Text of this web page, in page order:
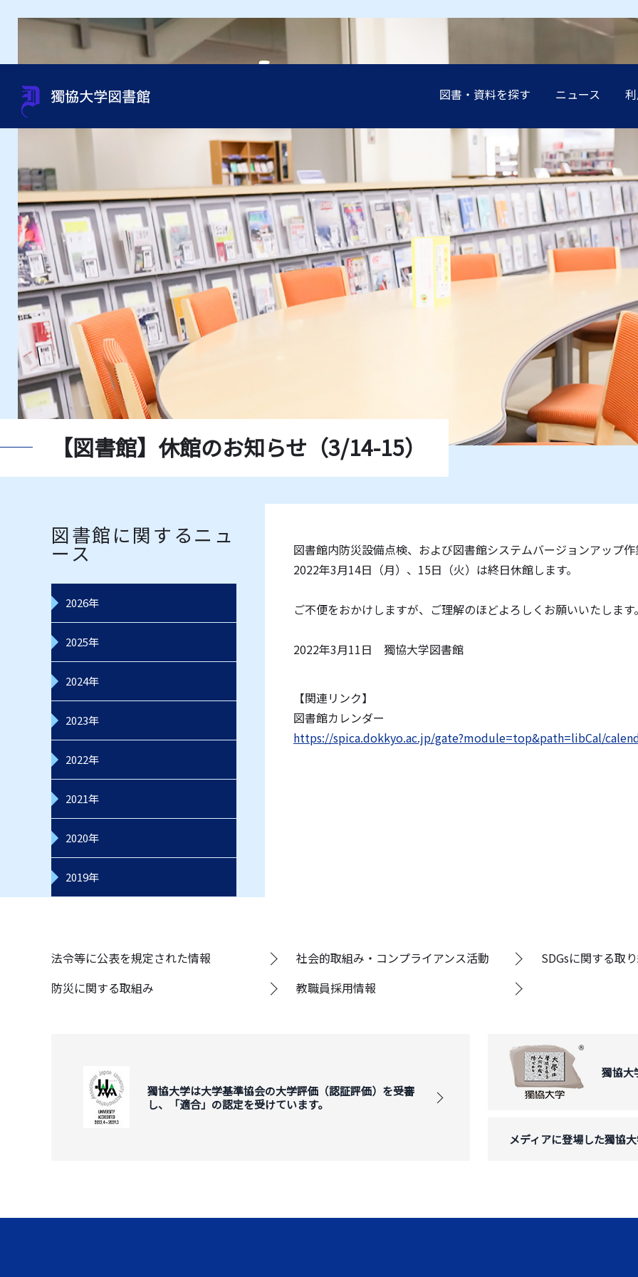
図書・資料を探す
蔵書検索（OPAC） OneSearch（まとめて検索）
オンラインジャーナルの使い
方
オンラインブック
テーマ別資料の探し方 インターネットリンク集
新聞一覧
指定書一覧
データベース一覧
受験生の
教職員の
ニュース
利用案内 図書館案内
利用資格 利用ガイド
受験生の
教職員の
サポート
資料相談（レファレンス）の
申込み
資料取寄せ（文献複写・図書
借受）
紹介状申込み（他機関の利
用）
授業・ゼミセミナー
受験生の
教職員の
貴重書・特別資料・特別コレ
クション
過去の展示
受験生の
教職員の
組織・問い合わせ先一覧 館内施設
規程集・年次報告書・各種統
計
図書館講演会
沿革
受験生の
教職員の
【図書館】休館のお知らせ（3/14-15）
図書館に関するニュ
ース
2026年
2025年
2024年
2023年
2022年
2021年
2020年
2019年
図書館内防災設備点検、および図書館システムバージョンアップ作
2022年3月14日（月）、15日（火）は終日休館します。
ご不便をおかけしますが、ご理解のほどよろしくお願いいたします。
2022年3月11日 獨協大学図書館
【関連リンク】
図書館カレンダー
https://spica.dokkyo.ac.jp/gate?module=top&path=libCal/
法令等に公表を規定された情報 社会的取組み・コンプライアンス活動
SDGsに関する取
防災に関する取組み
教職員採用情報
獨協大学は大学基準協会の大学評価（認証評価）を受審
し、「適合」の認定を受けています。
獨協大
メディアに登場した獨協